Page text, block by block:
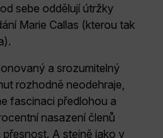
sebe oddělují útržky
Marie Callas (kterou tak
a srozumitelný
rozhodně neodehraje,
fascinaci předlohou a
nasazení členů
A stejně jako v